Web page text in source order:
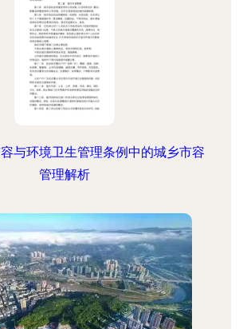
与环境卫生管理条例中的城乡市容
管理解析